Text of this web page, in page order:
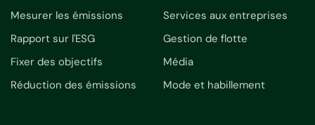
Mesurer les émissions
Rapport sur l'ESG
Fixer des objectifs
Réduction des émissions
Services aux entreprises
Gestion de flotte
Média
Mode et habillement